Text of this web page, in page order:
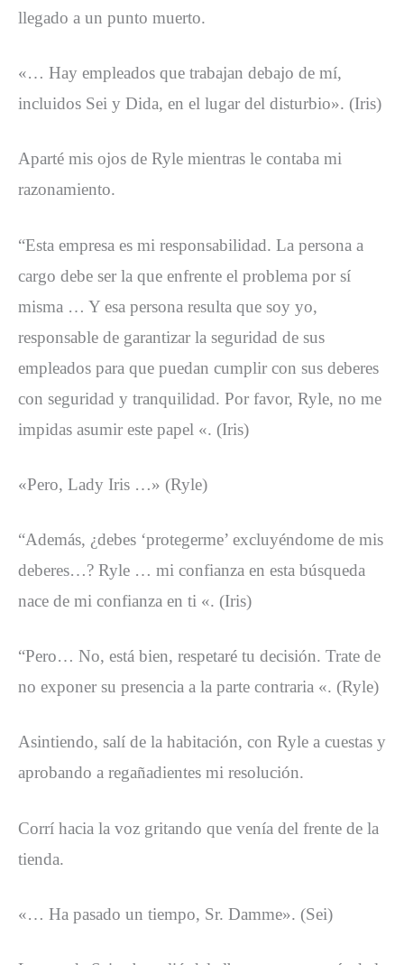
llegado a un punto muerto.
«… Hay empleados que trabajan debajo de mí,
incluidos Sei y Dida, en el lugar del disturbio». (Iris)
Aparté mis ojos de Ryle mientras le contaba mi
razonamiento.
“Esta empresa es mi responsabilidad. La persona a
cargo debe ser la que enfrente el problema por sí
misma … Y esa persona resulta que soy yo,
responsable de garantizar la seguridad de sus
empleados para que puedan cumplir con sus deberes
con seguridad y tranquilidad. Por favor, Ryle, no me
impidas asumir este papel «. (Iris)
«Pero, Lady Iris …» (Ryle)
“Además, ¿debes ‘protegerme’ excluyéndome de mis
deberes…? Ryle … mi confianza en esta búsqueda
nace de mi confianza en ti «. (Iris)
“Pero… No, está bien, respetaré tu decisión. Trate de
no exponer su presencia a la parte contraria «. (Ryle)
Asintiendo, salí de la habitación, con Ryle a cuestas y
aprobando a regañadientes mi resolución.
Corrí hacia la voz gritando que venía del frente de la
tienda.
«… Ha pasado un tiempo, Sr. Damme». (Sei)